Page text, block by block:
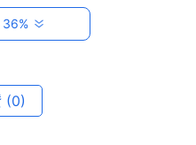
，输入主电脑的用户名，密
36%
(0)